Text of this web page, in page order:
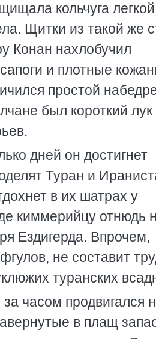
кольчуга легкой
Щитки из такой же
Конан нахлобучил
и плотные
простой
был короткий лук
дней он достигнет
Туран и
в их шатрах у
киммерийцу отнюдь
Ездигерда. Впрочем,
не составит
туранских
часом продвигался
в плащ